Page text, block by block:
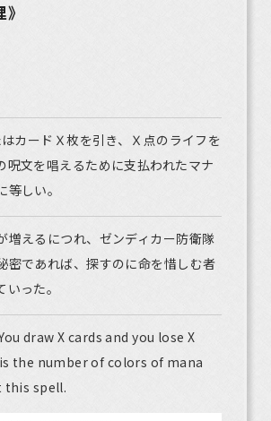
カードＸ枚を引き、Ｘ点のライフを
呪文を唱えるために支払われたマナ
しい。
増えるにつれ、ゼンディカー防衛隊
密であれば、探すのに命を惜しむ者
った。
draw X cards and you lose X
the number of colors of mana
this spell.